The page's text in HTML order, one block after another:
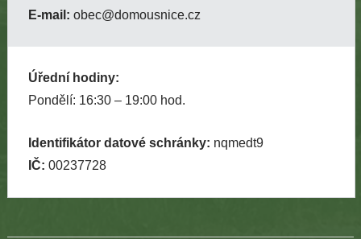
E-mail: obec@domousnice.cz
Úřední hodiny:
Pondělí: 16:30 – 19:00 hod.
Identifikátor datové schránky: nqmedt9
IČ: 00237728